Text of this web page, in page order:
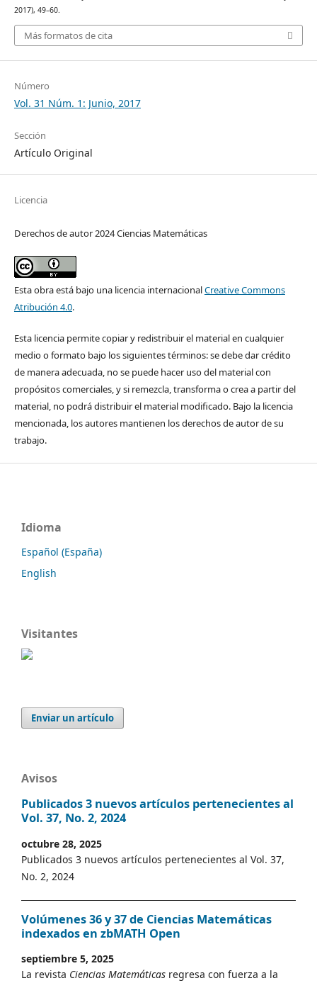
2017), 49–60.
Más formatos de cita
Número
Vol. 31 Núm. 1: Junio, 2017
Sección
Artículo Original
Licencia
Derechos de autor 2024 Ciencias Matemáticas
Esta obra está bajo una licencia internacionalCreative Commons
Atribución 4.0.
Esta licencia permite copiar y redistribuir el material en cualquier
medio o formato bajo los siguientes términos: se debe dar crédito
de manera adecuada, no se puede hacer uso del material con
propósitos comerciales, y si remezcla, transforma o crea a partir del
material, no podrá distribuir el material modificado. Bajo la licencia
mencionada, los autores mantienen los derechos de autor de su
trabajo.
Idioma
Español (España)
English
Visitantes
Enviar un artículo
Avisos
Publicados 3 nuevos artículos pertenecientes al
Vol. 37, No. 2, 2024
octubre 28, 2025
Publicados 3 nuevos artículos pertenecientes al Vol. 37,
No. 2, 2024
Volúmenes 36 y 37 de Ciencias Matemáticas
indexados en zbMATH Open
septiembre 5, 2025
La revista Ciencias Matemáticas regresa con fuerza a la